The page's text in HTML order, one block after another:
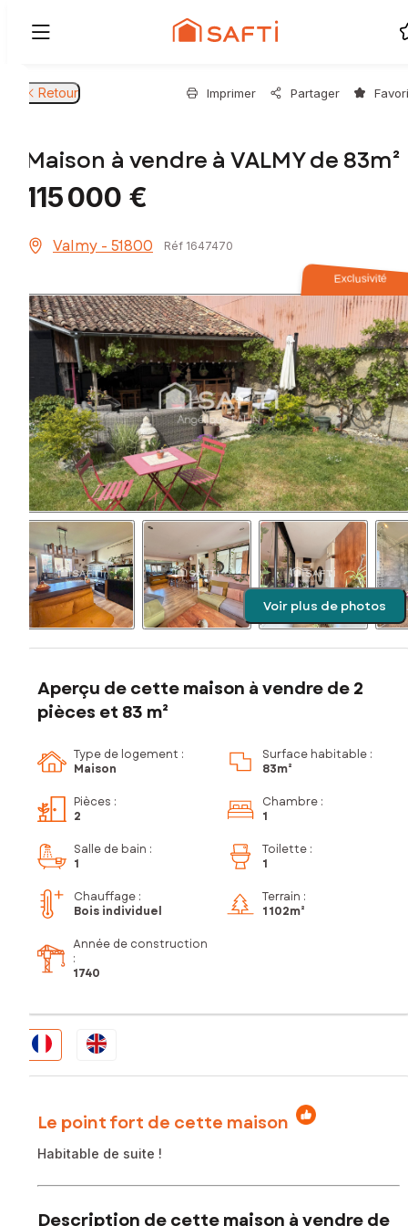
Retour Imprimer Partager
Maison à vendre à VALMY de 83m²
115 000 €
Valmy - 51800 Réf 1647470
Exclusivité
Voir plus de photos
Aperçu de cette maison à vendre de 2
pièces et 83 m²
Type de logement :
Maison
Surface habitable :
83m²
Pièces :
2
Chambre :
1
Salle de bain :
1
Toilette :
1
Chauffage :
Bois individuel
Terrain :
1 102m²
Année de construction
:
1740
Le point fort de cette maison
Habitable de suite !
Description de cette maison à vendre de